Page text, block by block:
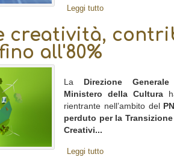
Leggi tutto
creatività,
all'80%
La
Direzione
Ministero della Cultura
rientrante nell’ambito del
perduto per la
Creativi...
Leggi tutto